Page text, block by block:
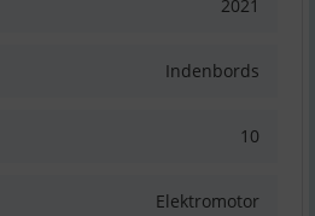
2021
Indenbords
10
Elektromotor